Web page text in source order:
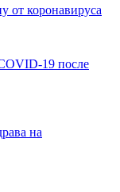
от коронавируса
19 после
на